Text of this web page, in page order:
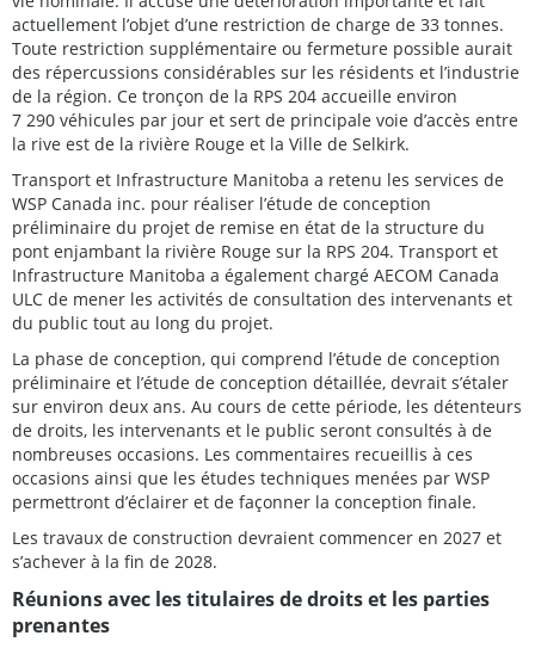
actuellement l’objet d’une restriction de charge de 33 tonnes.
Toute restriction supplémentaire ou fermeture possible aurait
des répercussions considérables sur les résidents et l’industrie
de la région. Ce tronçon de la RPS 204 accueille environ
7 290 véhicules par jour et sert de principale voie d’accès entre
la rive est de la rivière Rouge et la Ville de Selkirk.
Transport et Infrastructure Manitoba a retenu les services de
WSP Canada inc. pour réaliser l’étude de conception
préliminaire du projet de remise en état de la structure du
pont enjambant la rivière Rouge sur la RPS 204. Transport et
Infrastructure Manitoba a également chargé AECOM Canada
ULC de mener les activités de consultation des intervenants et
du public tout au long du projet.
La phase de conception, qui comprend l’étude de conception
préliminaire et l’étude de conception détaillée, devrait s’étaler
sur environ deux ans. Au cours de cette période, les détenteurs
de droits, les intervenants et le public seront consultés à de
nombreuses occasions. Les commentaires recueillis à ces
occasions ainsi que les études techniques menées par WSP
permettront d’éclairer et de façonner la conception finale.
Les travaux de construction devraient commencer en 2027 et
s’achever à la fin de 2028.
Réunions avec les titulaires de droits et les parties
prenantes